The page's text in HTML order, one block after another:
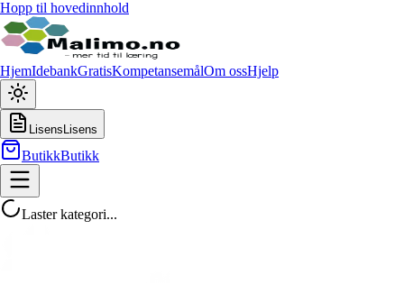
Hopp til hovedinnhold
HjemIdebankGratisKompetansemålOm ossHjelp
Lisens Lisens
ButikkButikk
Laster kategori...